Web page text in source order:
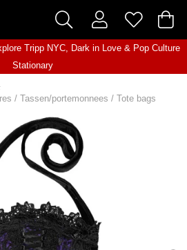
Tripp NYC, Dark in Love& Pop Culture
Stationary
/ Tassen/portemonnees / Tote bags